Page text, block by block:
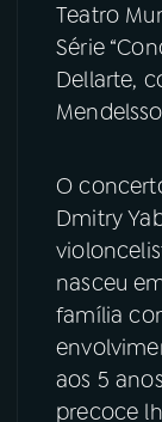
08
ACOMPANHE A
Instagram
TikTok
Teatro
Série
Dellarte,
O
Dmitry
nasceu
família
aos 5
precoce